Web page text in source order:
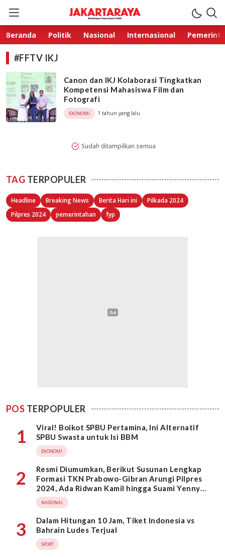
Jakarta Raya
Membangun Kepercayaan Publik
Beranda Politik Nasional Internasional
#FFTV IKJ
Canon dan IKJ Kolaborasi Tingkatkan
Kompetensi Mahasiswa Film dan
Fotografi
EKONOMI 1 tahun yang lalu
Sudah ditampilkan semua
TAG TERPOPULER
Headline Breaking News Berita Hari ini
Pilkada 2024
Pilpres 2024
pemerintahan fyp
POS TERPOPULER
1
Viral! Boikot SPBU Pertamina, Ini Alternatif
SPBU Swasta untuk Isi BBM
EKONOMI
2
Resmi Diumumkan, Berikut Susunan Lengkap
Formasi TKN Prabowo-Gibran Arungi Pilpres
2024, Ada Ridwan Kamil hingga Suami Yenny
Wahid
NASIONAL
3
Dalam Hitungan 10 Jam, Tiket Indonesia vs
Bahrain Ludes Terjual
SPORT